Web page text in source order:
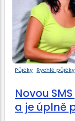
Půjčky Rychlé půjčky
Novou
a je úplně